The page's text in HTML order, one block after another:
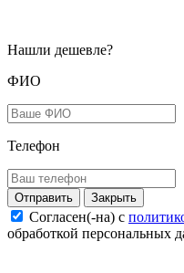
Нашли дешевле?
ФИО
Телефон
Закрыть
Согласен(-на) c
обработкой персональных